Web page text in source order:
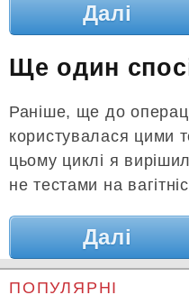
Далі
Ще один
Раніше, ще до
користувалася цими
цьому циклі я
не тестами на
Далі
ПОПУЛЯРНІ